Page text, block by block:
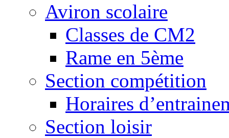
Aviron scolaire
Classes de CM2
Rame en 5ème
Section compétition
Horaires
Section loisir